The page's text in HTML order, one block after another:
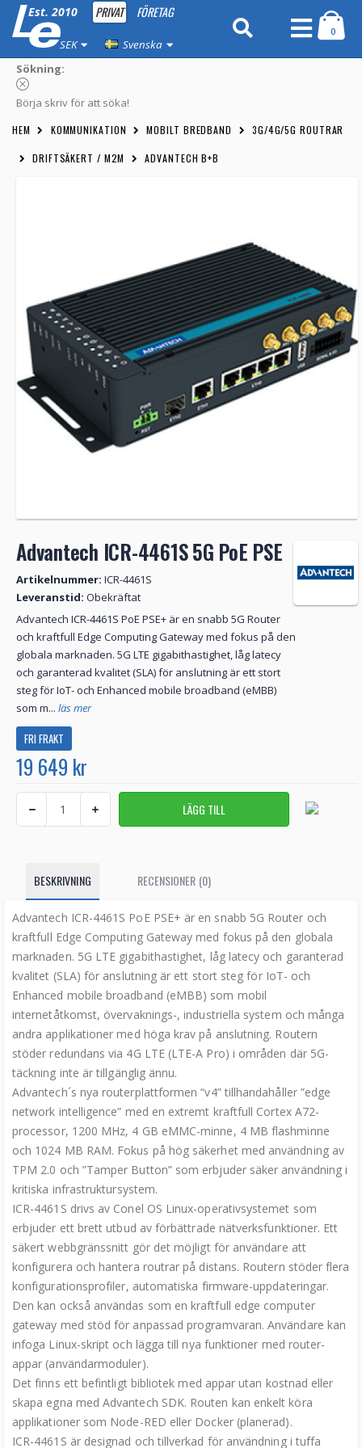
Est. 2010 PRIVAT FÖRETAG
SEK Svenska
0
Sökning:
Börja skriv för att söka!
HEM KOMMUNIKATION MOBILT BREDBAND 3G/4G/5G ROUTRAR
DRIFTSÄKERT / M2M ADVANTECH B+B
Advantech ICR-4461S 5G PoE PSE
Artikelnummer: ICR-4461S
Leveranstid: Obekräftat
Advantech ICR-4461S PoE PSE+ är en snabb 5G Router
och kraftfull Edge Computing Gateway med fokus på den
globala marknaden. 5G LTE gigabithastighet, låg latecy
och garanterad kvalitet (SLA) för anslutning är ett stort
steg för IoT- och Enhanced mobile broadband (eMBB)
som m... läs mer
FRI FRAKT
19 649 kr
BESKRIVNING RECENSIONER (0)
Advantech ICR-4461S PoE PSE+ är en snabb 5G Router och
kraftfull Edge Computing Gateway med fokus på den globala
marknaden. 5G LTE gigabithastighet, låg latecy och garanterad
kvalitet (SLA) för anslutning är ett stort steg för IoT- och
Enhanced mobile broadband (eMBB) som mobil
internetåtkomst, övervaknings-, industriella system och många
andra applikationer med höga krav på anslutning. Routern
stöder redundans via 4G LTE (LTE-A Pro) i områden där 5G-
täckning inte är tillgänglig ännu.
Advantech´s nya routerplattformen “v4” tillhandahåller ”edge
network intelligence” med en extremt kraftfull Cortex A72-
processor, 1200 MHz, 4 GB eMMC-minne, 4 MB flashminne
och 1024 MB RAM. Fokus på hög säkerhet med användning av
TPM 2.0 och ”Tamper Button” som erbjuder säker användning i
kritiska infrastruktursystem.
ICR-4461S drivs av Conel OS Linux-operativsystemet som
erbjuder ett brett utbud av förbättrade nätverksfunktioner. Ett
säkert webbgränssnitt gör det möjligt för användare att
konfigurera och hantera routrar på distans. Routern stöder flera
konfigurationsprofiler, automatiska firmware-uppdateringar.
Den kan också användas som en kraftfull edge computer
gateway med stöd för anpassad programvaran. Användare kan
infoga Linux-skript och lägga till nya funktioner med router-
appar (användarmoduler).
Det finns ett befintligt bibliotek med appar utan kostnad eller
skapa egna med Advantech SDK. Routen kan enkelt köra
applikationer som Node-RED eller Docker (planerad).
ICR-4461S är designad och tillverkad för användning i tuffa